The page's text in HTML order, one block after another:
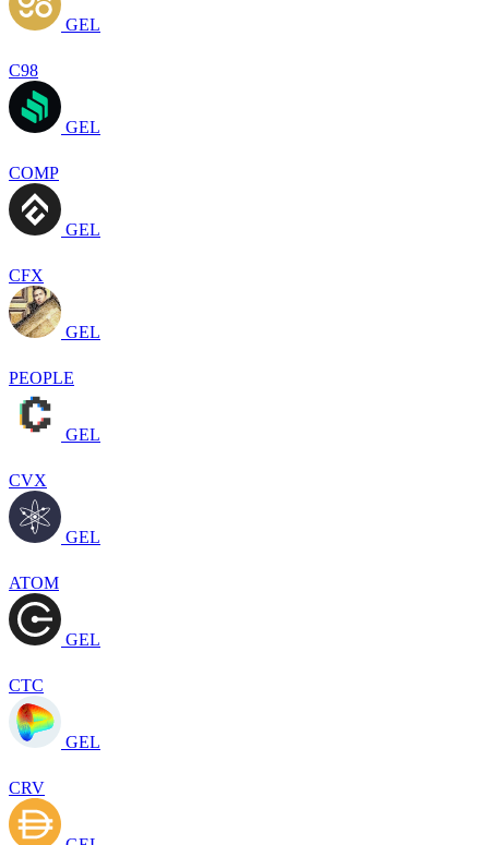
GEL
C98
GEL
COMP
GEL
CFX
GEL
PEOPLE
GEL
CVX
GEL
ATOM
GEL
CTC
GEL
CRV